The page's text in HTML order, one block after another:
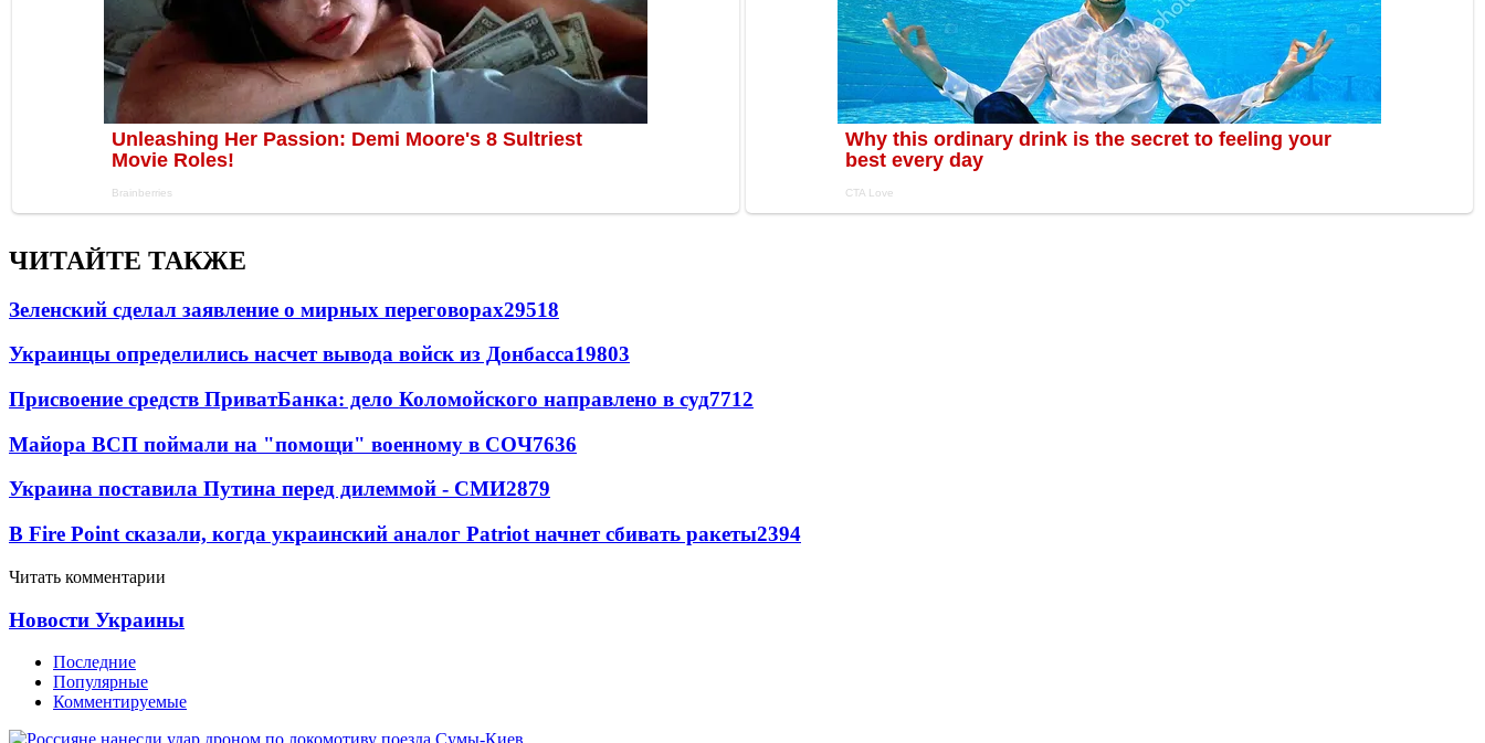
ЧИТАЙТЕ ТАКЖЕ
Зеленский сделал заявление о мирных переговорах29518
Украинцы определились насчет вывода войск из Донбасса19803
Присвоение средств ПриватБанка: дело Коломойского направлено в суд7712
Майора ВСП поймали на "помощи" военному в СОЧ7636
Украина поставила Путина перед дилеммой - СМИ2879
В Fire Point сказали, когда украинский аналог Patriot начнет сбивать ракеты2394
Читать комментарии
Новости Украины
Последние
Популярные
Комментируемые